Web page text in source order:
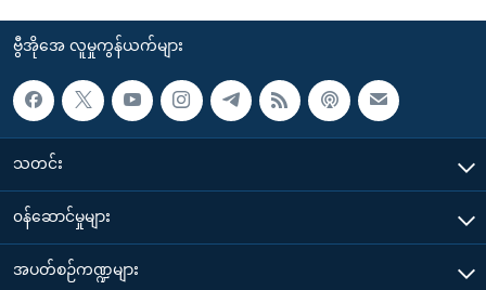
ဗွီအိုအေ လူမှုကွန်ယက်များ
သတင်း
၀န်ဆောင်မှုများ
အပတ်စဉ်ကဏ္ဍများ